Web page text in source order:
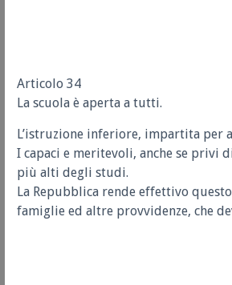
Articolo 34
La scuola è aperta a tutti.
L’istruzione inferiore, impartita per
I capaci e meritevoli, anche se privi
più alti degli studi.
La Repubblica rende effettivo
famiglie ed altre provvidenze, che